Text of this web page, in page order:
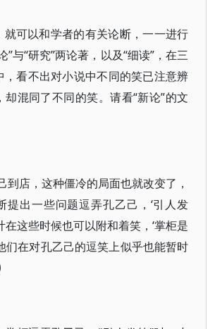
就可以和学者的有关论断，一一进行
”与“研究”两论著，以及“细读”，在三
，看不出对小说中不同的笑已注意辨
混同了不同的笑。请看“新论”的文
到店，这种僵冷的局面也就改变了，
提出一些问题逗弄孔乙己，‘引人发
在这些时候也可以附和着笑，‘掌柜是
们在对孔乙己的逗笑上似乎也能暂时